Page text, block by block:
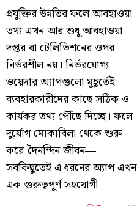
প্রযুক্তির উন্নতির ফলে আবহাওয়া
তথ্য এখন আর শুধু আবহাওয়া
দপ্তর বা টেলিভিশনের ওপর
নির্ভরশীল নয়। নির্ভরযোগ্য
ওয়েদার অ্যাপগুলো মুহূর্তেই
ব্যবহারকারীদের কাছে সঠিক ও
কার্যকর তথ্য পৌঁছে দিচ্ছে। ফলে
দুর্যোগ মোকাবিলা থেকে শুরু
করে দৈনন্দিন জীবন—
সবকিছুতেই এ ধরনের অ্যাপ এখন
এক গুরুত্বপূর্ণ সহযোগী।